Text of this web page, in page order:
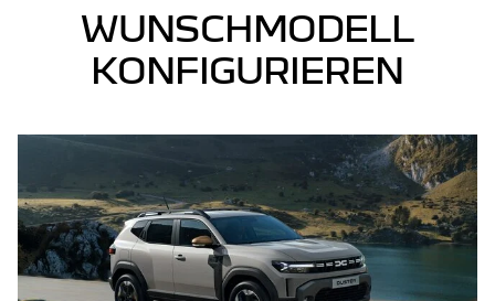
WUNSCHMODELL
KONFIGURIEREN